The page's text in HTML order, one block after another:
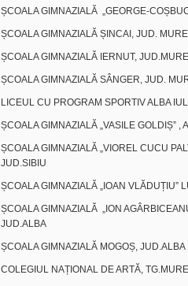
ȘCOALA GIMNAZIALĂ „GEORGE-
ȘCOALA GIMNAZIALĂ ȘINCAI, JUD.
ȘCOALA GIMNAZIALĂ IERNUT,
ȘCOALA GIMNAZIALĂ SÂNGER, JUD.
LICEUL CU PROGRAM SPORTIV ALBA
ȘCOALA GIMNAZIALĂ „VASILE GOLDIȘ” ,
ȘCOALA GIMNAZIALĂ „VIOREL CUCU
JUD.SIBIU
ȘCOALA GIMNAZIALĂ „IOAN VLĂDUȚIU”
ȘCOALA GIMNAZIALĂ „ION
JUD.ALBA
ȘCOALA GIMNAZIALĂ MOGOȘ, JUD.ALBA
COLEGIUL NAȚIONAL DE ARTĂ,